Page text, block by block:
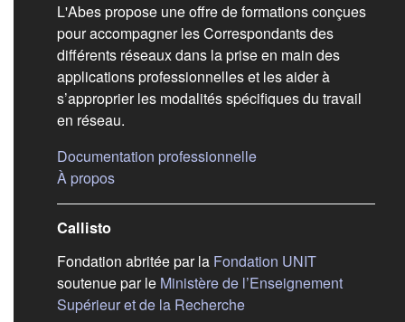
L'Abes propose une offre de formations conçues
pour accompagner les Correspondants des
différents réseaux dans la prise en main des
applications professionnelles et les aider à
s’approprier les modalités spécifiques du travail
en réseau.
Documentation professionnelle(s'ouvre dans un
À propos(s'ouvre dans un nouvel onglet)
Callisto
Fondation abritée par la Fondation UNIT(s'ouvre
soutenue par le Ministère de l’Enseignement
Supérieur et de la Recherche(s'ouvre dans un nouvel